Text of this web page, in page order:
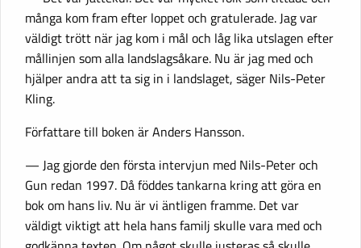
många kom fram efter loppet och gratulerade. Jag var
väldigt trött när jag kom i mål och låg lika utslagen efter
mållinjen som alla landslagsåkare. Nu är jag med och
hjälper andra att ta sig in i landslaget, säger Nils-Peter
Kling.
Författare till boken är Anders Hansson.
— Jag gjorde den första intervjun med Nils-Peter och
Gun redan 1997. Då föddes tankarna kring att göra en
bok om hans liv. Nu är vi äntligen framme. Det var
väldigt viktigt att hela hans familj skulle vara med och